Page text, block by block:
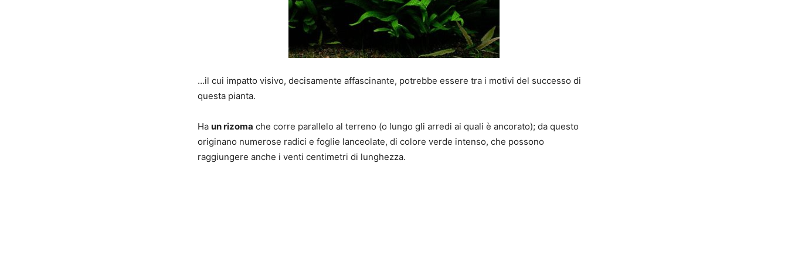
…il cui impatto visivo, decisamente affascinante, potrebbe essere tra i motivi del successo di
questa pianta.
Ha un rizoma che corre parallelo al terreno (o lungo gli arredi ai quali è ancorato); da questo
originano numerose radici e foglie lanceolate, di colore verde intenso, che possono
raggiungere anche i venti centimetri di lunghezza.